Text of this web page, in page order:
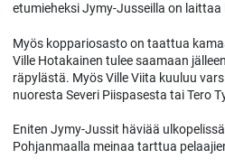
etumieheksi Jymy-Jusseilla on
Myös koppariosasto on taattua
Ville Hotakainen tulee saamaan
räpylästä. Myös Ville Viita kuuluu
nuoresta Severi Piispasesta tai Tero
Eniten Jymy-Jussit häviää
Pohjanmaalla meinaa tarttua